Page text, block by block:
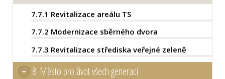
7.7.1 Revitalizace areálu TS
7.7.2 Modernizace sběrného dvora
7.7.3 Revitalizace střediska veřejné zeleně
8. Město pro život všech generací